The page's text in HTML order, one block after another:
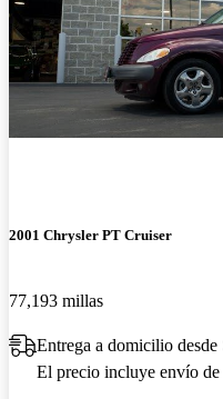
2001 Chrysler PT Cruiser
77,193 millas
Entrega a domicilio
El precio incluye envío de